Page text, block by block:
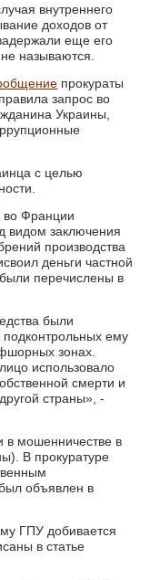
внутреннего
доходов от
еще его
называются.
прокураты
запрос во
Украины,
с целью
во Франции
видом заключения
производства
деньги частной
перечислены в
были
ему
зонах.
использовало
смерти и
страны», -
в мошенничестве в
В прокуратуре
объявлен в
ГПУ добивается
в статье